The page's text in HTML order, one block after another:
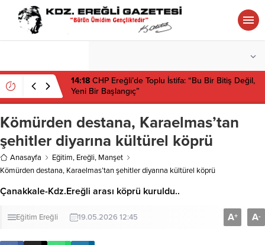
14:18 CHP Ereğli’de Toplu İstifa: “Bu Bir Bitiş Değil,
Yeni Bir Başlangıç”
Kömürden destana, Karaelmas’tan
şehitler diyarına kültürel köprü
Anasayfa Eğitim, Ereğli, Manşet
Kömürden destana, Karaelmas’tan şehitler diyarına kültürel köprü
Çanakkale-Kdz.Ereğli arası köprü kuruldu..
Eğitim Ereğli 19.05.2026 12:45 A+ A-